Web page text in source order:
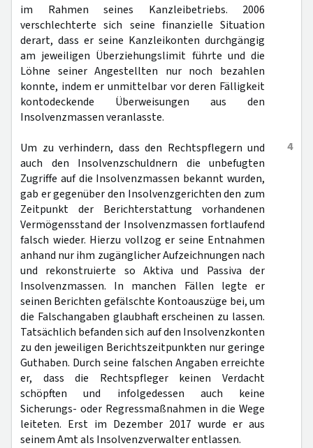
im Rahmen seines Kanzleibetriebs. 2006
verschlechterte sich seine finanzielle Situation
derart, dass er seine Kanzleikonten durchgängig
am jeweiligen Überziehungslimit führte und die
Löhne seiner Angestellten nur noch bezahlen
konnte, indem er unmittelbar vor deren Fälligkeit
kontodeckende Überweisungen aus den
Insolvenzmassen veranlasste.
4
Um zu verhindern, dass den Rechtspflegern und
auch den Insolvenzschuldnern die unbefugten
Zugriffe auf die Insolvenzmassen bekannt wurden,
gab er gegenüber den Insolvenzgerichten den zum
Zeitpunkt der Berichterstattung vorhandenen
Vermögensstand der Insolvenzmassen fortlaufend
falsch wieder. Hierzu vollzog er seine Entnahmen
anhand nur ihm zugänglicher Aufzeichnungen nach
und rekonstruierte so Aktiva und Passiva der
Insolvenzmassen. In manchen Fällen legte er
seinen Berichten gefälschte Kontoauszüge bei, um
die Falschangaben glaubhaft erscheinen zu lassen.
Tatsächlich befanden sich auf den Insolvenzkonten
zu den jeweiligen Berichtszeitpunkten nur geringe
Guthaben. Durch seine falschen Angaben erreichte
er, dass die Rechtspfleger keinen Verdacht
schöpften und infolgedessen auch keine
Sicherungs- oder Regressmaßnahmen in die Wege
leiteten. Erst im Dezember 2017 wurde er aus
seinem Amt als Insolvenzverwalter entlassen.